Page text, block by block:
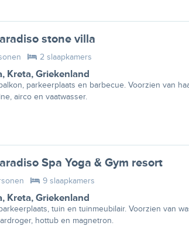
stone villa
2 slaapkamers
, Kreta, Griekenland
parkeerplaats en barbecue. Voorzien van
airco en vaatwasser.
Spa Yoga & Gym resort
9 slaapkamers
, Kreta, Griekenland
tuin en tuinmeubilair. Voorzien van
hottub en magnetron.